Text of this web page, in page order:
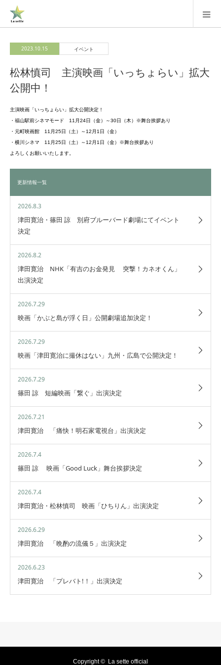
2023.10.15 イベント
松林慎司 主演映画「いっちょらい」拡大
公開中！
主演映画「いっちょらい」拡大公開決定！
・福山駅前シネマモード 11月24日（金）～30日（木）※舞台挨拶あり
・元町映画館 11月25日（土）～12月1日（金）
・横川シネマ 11月25日（土）～12月1日（金）※舞台挨拶あり
よろしくお願いいたします。
更新情報一覧
2026.8.3
津田寛治・篠田 諒 別府ブルーバード劇場にてイベント
決定
2026.8.2
津田寛治 NHK「有吉のお金発見 突撃！カネオくん」
出演決定
2026.7.29
映画「かぶと島が浮く日」公開劇場追加決定！
2026.7.29
映画「津田寛治に撮休はない」九州・広島で公開決定！
2026.7.29
篠田 諒 短編映画「繋ぐ」出演決定
2026.7.21
津田寛治 「痛快！明石家電視台」出演決定
2026.7.4
篠田 諒 映画「Good Luck」舞台挨拶決定
2026.7.4
津田寛治・松林慎司 映画「ひちりん」出演決定
2026.6.29
津田寛治 「晩酌の流儀５」出演決定
2026.6.23
津田寛治 「プレバト!！」出演決定
Copyright © La sette official